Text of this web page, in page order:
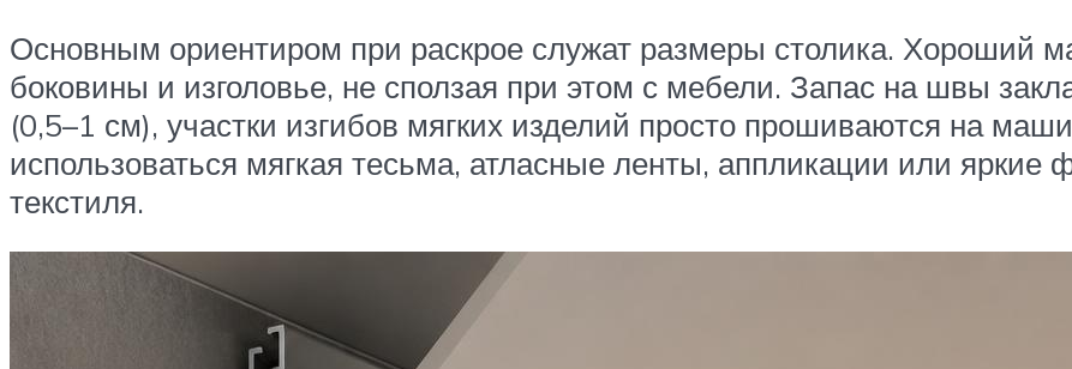
Основным ориентиром при раскрое служат размеры столика. Хороший
боковины и изголовье, не сползая при этом с мебели. Запас на швы
(0,5–1 см), участки изгибов мягких изделий просто прошиваются на
использоваться мягкая тесьма, атласные ленты, аппликации или яркие
текстиля.